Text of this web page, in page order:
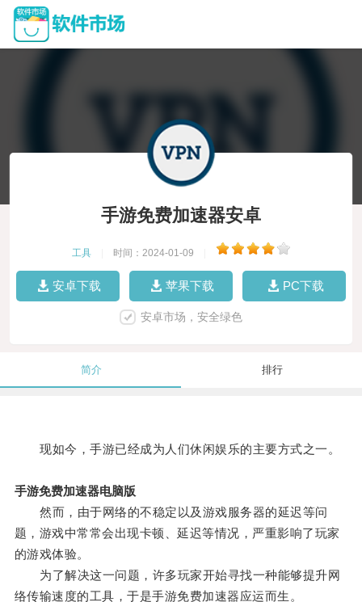
手游免费加速器安卓
工具 时间：2024-01-09
安卓下载 苹果下载 PC下载
安卓市场，安全绿色
简介 排行
现如今，手游已经成为人们休闲娱乐的主要方式之一。
手游免费加速器电脑版
然而，由于网络的不稳定以及游戏服务器的延迟等问
题，游戏中常常会出现卡顿、延迟等情况，严重影响了玩家
的游戏体验。
为了解决这一问题，许多玩家开始寻找一种能够提升网
络传输速度的工具，于是手游免费加速器应运而生。